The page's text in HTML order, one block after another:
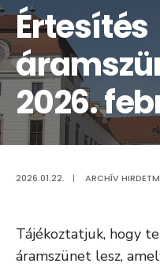
Értesítés
2026.
2026.01.22. | ARCHÍV
Tájékoztatjuk, hogy
áramszünet lesz,